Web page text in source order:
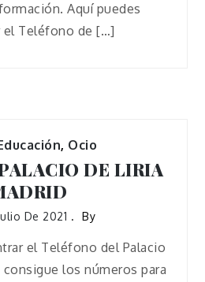
Aquí puedes
el Teléfono de […]
, Ocio
DE LIRIA
De 2021 By
el Teléfono del Palacio
los números para